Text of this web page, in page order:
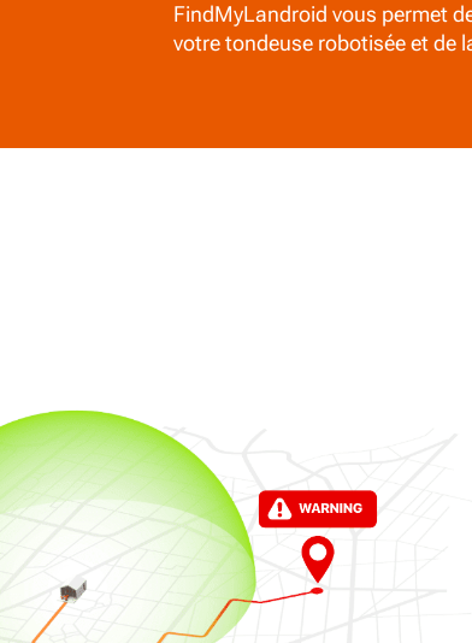
FindMyLandroid vous permet
votre tondeuse robotisée et de